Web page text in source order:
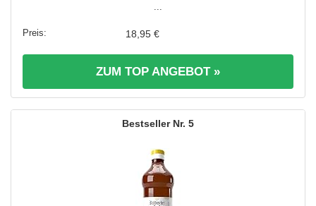
...
18,95 €
ZUM TOP ANGEBOT »
5